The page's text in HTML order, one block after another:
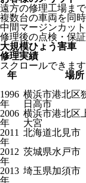
遠方の修理工場ま
複数台の車両を同
中間マージンカッ
修理後の点検・保
大規模ひょう害車
修理実績
スクロールできます
年
場所
1996
年
横浜市港北区
日高市
2006
年
横浜市港北区
大宮
2011
年
北海道北見市
2012
年
茨城県水戸市
2013
年
埼玉県加須市